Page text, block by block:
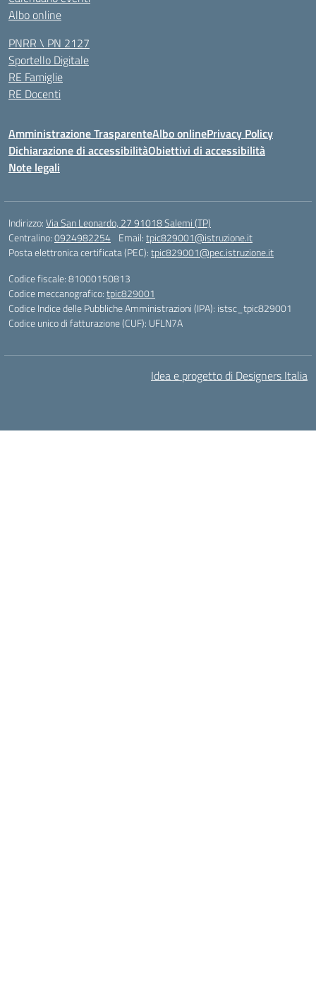
Albo online
PNRR \ PN 2127
Sportello Digitale
RE Famiglie
RE Docenti
Amministrazione TrasparenteAlbo onlinePrivacy Policy
Dichiarazione di accessibilitàObiettivi di accessibilità
Note legali
Indirizzo:Via San Leonardo, 27 91018 Salemi (TP)
Centralino:0924982254 Email:tpic829001@istruzione.it
Posta elettronica certificata (PEC):tpic829001@pec.istruzione.it
Codice fiscale: 81000150813
Codice meccanografico:tpic829001
Codice Indice delle Pubbliche Amministrazioni (IPA): istsc_tpic829001
Codice unico di fatturazione (CUF): UFLN7A
Idea e progetto di Designers Italia